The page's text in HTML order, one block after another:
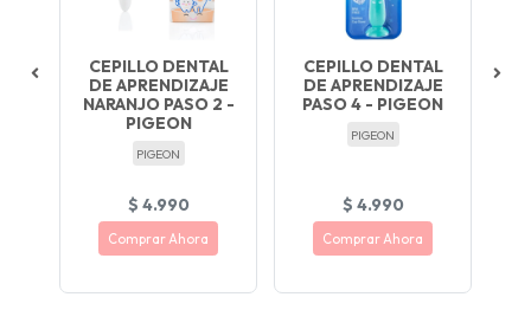
CEPILLO DENTAL
DE APRENDIZAJE
NARANJO PASO 2 -
PIGEON
Cerdas suaves y
PIGEON
$ 4.990
Comprar Ahora
CEPILLO DENTAL
DE APRENDIZAJE
PASO 4 - PIGEON
Cerdas suaves y firmes,
PIGEON
$ 4.990
Comprar Ahora